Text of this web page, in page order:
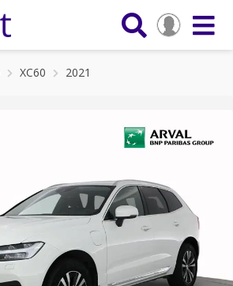
XC60 2021